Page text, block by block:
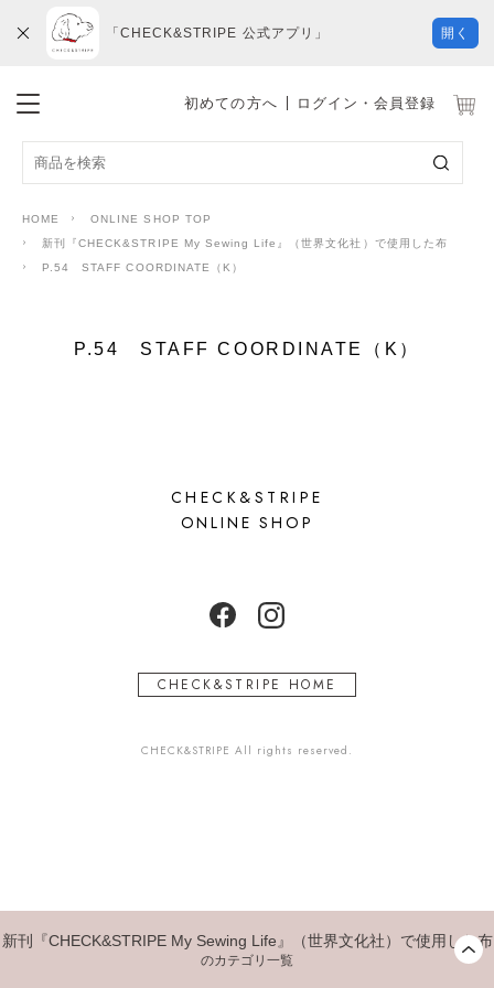
HOME
ONLINE SHOP TOP
新刊『CHECK&STRIPE My Sewing Life』（世界文化社）で使用した布
P.54 STAFF COORDINATE（K）
初めての方へ ログイン・会員登録
新刊『CHECK&STRIPE My Sewing Life』（世界文化社）で使用した布
のカテゴリ一覧
P.54 STAFF COORDINATE（K）
CHECK&STRIPE
ONLINE SHOP
CHECK&STRIPE HOME
CHECK&STRIPE All rights reserved.
「CHECK&STRIPE 公式アプリ」 開く